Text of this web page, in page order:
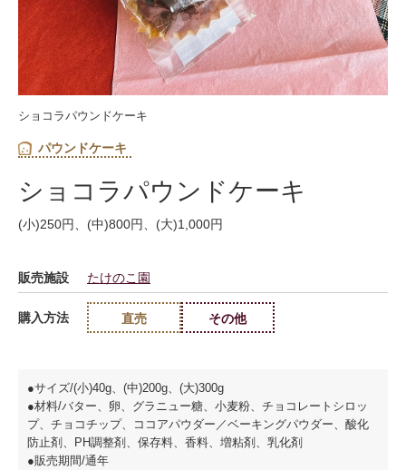
ショコラパウンドケーキ
パウンドケーキ
ショコラパウンドケーキ
(小)250円、(中)800円、(大)1,000円
販売施設 たけのこ園
購入方法 直売 その他
●サイズ/(小)40g、(中)200g、(大)300g
●材料/バター、卵、グラニュー糖、小麦粉、チョコレートシロッ
プ、チョコチップ、ココアパウダー／ベーキングパウダー、酸化
防止剤、PH調整剤、保存料、香料、増粘剤、乳化剤
●販売期間/通年